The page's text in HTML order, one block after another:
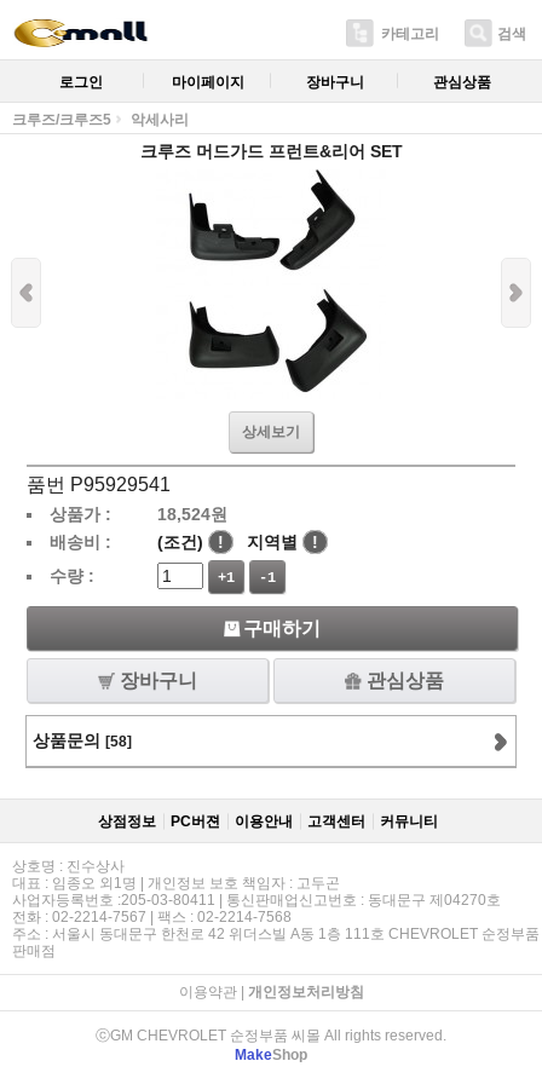
카테고리 검색
로그인 마이페이지 장바구니 관심상품
크루즈/크루즈5 악세사리
크루즈 머드가드 프런트&리어 SET
상세보기
품번 P95929541
상품가 : 18,524원
배송비 :
(조건) ! 지역별
!
수량 :
+1 -1
구매하기
장바구니 관심상품
상품문의 [58]
상점정보 PC버젼 이용안내 고객센터 커뮤니티
상호명 : 진수상사
대표 : 임종오 외1명 | 개인정보 보호 책임자 : 고두곤
사업자등록번호 :205-03-80411 | 통신판매업신고번호 : 동대문구 제04270호
전화 : 02-2214-7567 | 팩스 : 02-2214-7568
주소 : 서울시 동대문구 한천로 42 위더스빌 A동 1층 111호 CHEVROLET 순정부품
판매점
이용약관| 개인정보처리방침
ⓒGM CHEVROLET 순정부품 씨몰 All rights reserved.
MakeShop